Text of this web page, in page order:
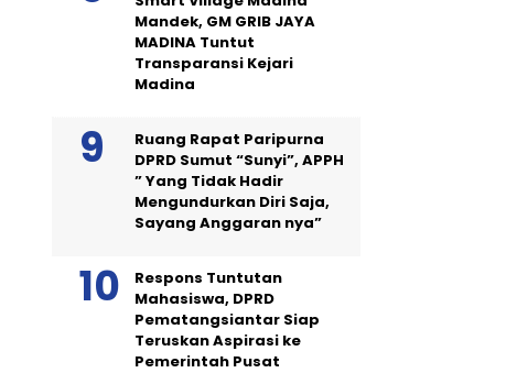
Mandek, GM GRIB JAYA
MADINA Tuntut
Transparansi Kejari
Madina
Ruang Rapat Paripurna
DPRD Sumut “Sunyi”, APPH
” Yang Tidak Hadir
Mengundurkan Diri Saja,
Sayang Anggaran nya”
Respons Tuntutan
Mahasiswa, DPRD
Pematangsiantar Siap
Teruskan Aspirasi ke
Pemerintah Pusat